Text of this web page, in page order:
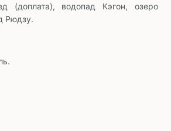
(доплата), водопад Кэгон, озеро
Рюдзу.